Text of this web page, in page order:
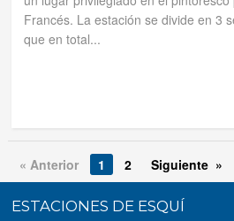
Francés. La estación se divide en 3
que en total...
« Anterior 1 2 Siguiente »
ESTACIONES DE ESQUÍ